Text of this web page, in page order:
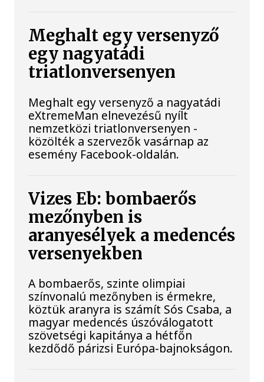
Meghalt egy versenyző
egy nagyatádi
triatlonversenyen
Meghalt egy versenyző a nagyatádi
eXtremeMan elnevezésű nyílt
nemzetközi triatlonversenyen -
közölték a szervezők vasárnap az
esemény Facebook-oldalán.
Vizes Eb: bombaerős
mezőnyben is
aranyesélyek a medencés
versenyekben
A bombaerős, szinte olimpiai
színvonalú mezőnyben is érmekre,
köztük aranyra is számít Sós Csaba, a
magyar medencés úszóválogatott
szövetségi kapitánya a hétfőn
kezdődő párizsi Európa-bajnokságon.